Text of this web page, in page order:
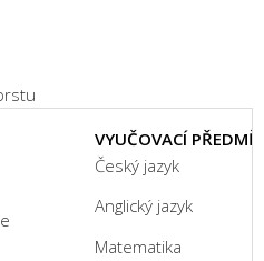
VYUČOVACÍ
Český jazyk
Anglický jazyk
Matematika